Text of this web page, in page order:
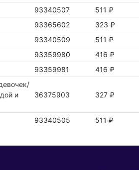
93340507 511 ₽
93365602 323 ₽
93340509 511 ₽
93359980 416 ₽
93359981 416 ₽
и
36375903 327 ₽
93340505 511 ₽